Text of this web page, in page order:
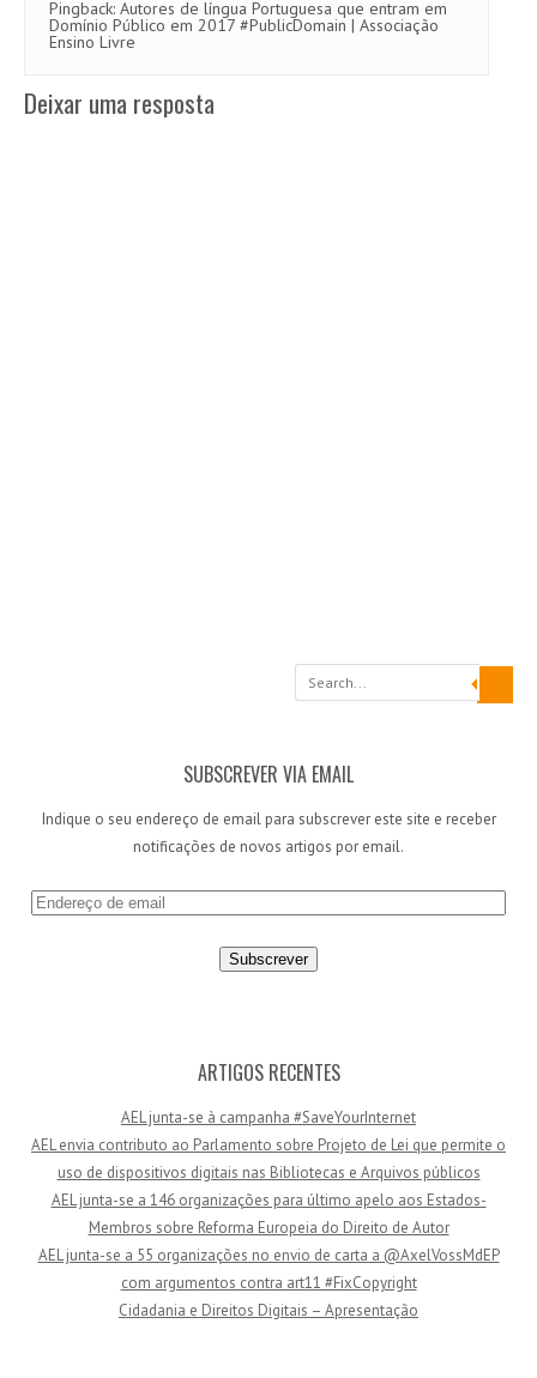
Pingback: Autores de língua Portuguesa que entram em
Domínio Público em 2017 #PublicDomain | Associação
Ensino Livre
Deixar uma resposta
Search
SUBSCREVER VIA EMAIL
Indique o seu endereço de email para subscrever este site e receber
notificações de novos artigos por email.
E
e
ARTIGOS RECENTES
AEL junta-se à campanha #SaveYourInternet
AEL envia contributo ao Parlamento sobre Projeto de Lei que permite o
uso de dispositivos digitais nas Bibliotecas e Arquivos públicos
AEL junta-se a 146 organizações para último apelo aos Estados-
Membros sobre Reforma Europeia do Direito de Autor
AEL junta-se a 55 organizações no envio de carta a @AxelVossMdEP
com argumentos contra art11 #FixCopyright
Cidadania e Direitos Digitais – Apresentação